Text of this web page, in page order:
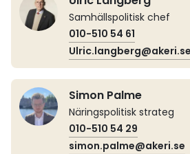
Samhällspolitisk chef
010-510 54 61
Ulric.langberg@akeri.se
Simon Palme
Näringspolitisk strateg
010-510 54 29
simon.palme@akeri.se